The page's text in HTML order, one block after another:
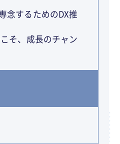
念するためのDX推
そ、成長のチャン